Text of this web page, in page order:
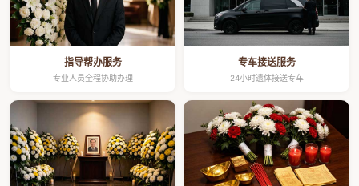
指导帮办服务
专业人员全程协助办理
专车接送服务
24小时遗体接送专车